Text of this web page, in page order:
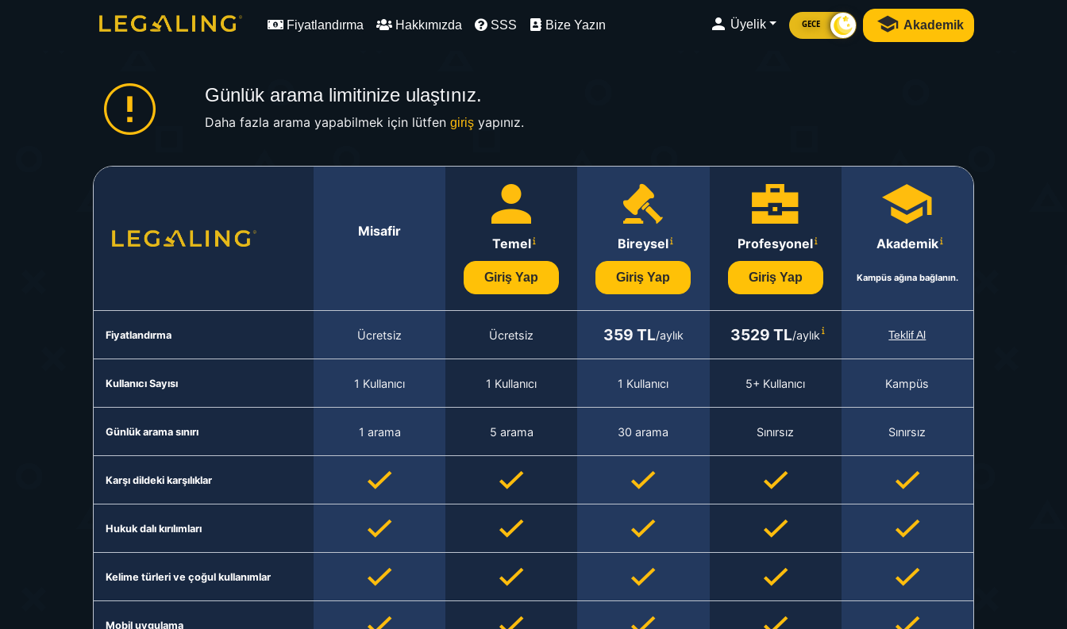
Fiyatlandırma Hakkımızda SSS Bize Yazın Üyelik GECE Akademik
Günlük arama limitinize ulaştınız.
Daha fazla arama yapabilmek için lütfen girişyapınız.
Misafir
Temel
Giriş Yap
Bireysel
Giriş Yap
Profesyonel
Giriş Yap
Akademik
Kampüs ağına bağlanın.
Fiyatlandırma Ücretsiz Ücretsiz 359 TL/aylık 3529 TL/aylık Teklif Al
Kullanıcı Sayısı 1 Kullanıcı 1 Kullanıcı 1 Kullanıcı 5+ Kullanıcı Kampüs
Günlük arama sınırı 1 arama 5 arama 30 arama Sınırsız Sınırsız
Karşı dildeki karşılıklar
Hukuk dalı kırılımları
Kelime türleri ve çoğul kullanımlar
Mobil uygulama